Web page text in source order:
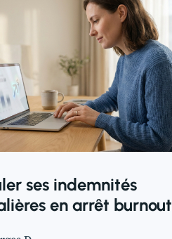
ses indemnités
en arrêt burnout